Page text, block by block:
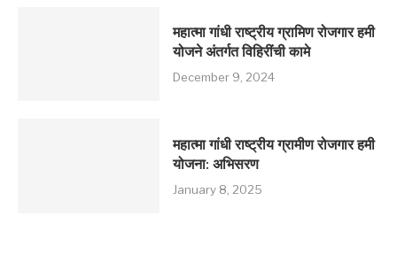
महात्मा गांधी राष्ट्रीय ग्रामिण रोजगार हमी
योजने अंतर्गत विहिरींची कामे
December 9, 2024
महात्मा गांधी राष्ट्रीय ग्रामीण रोजगार हमी
योजना: अभिसरण
January 8, 2025